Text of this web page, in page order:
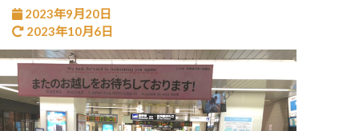
2023年9月20日
2023年10月6日